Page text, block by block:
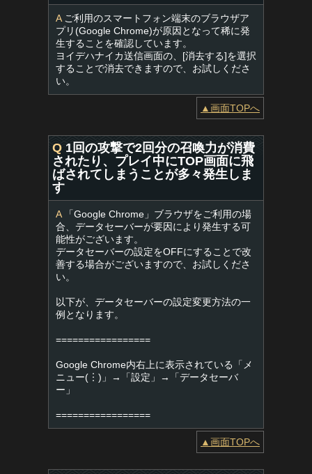
Aご利用のスマートフォン端末のブラウザア
プリ(Google Chrome)が原因となって稀に発
生することを確認しています。
ヨイデハナイカ送信画面の、[消去する]を選択
することで消去できますので、お試しくださ
い。
▲画面TOPへ
Q 1回の攻撃で2回分の召喚力が消費
されたり、プレイ中にTOP画面に飛
ばされてしまうことが多々発生しま
す
A「Google Chrome」ブラウザをご利用の場
合、データセーバーが要因により発生する可
能性がございます。
データセーバーの設定をOFFにすることで改
善する場合がございますので、お試しくださ
い。
以下が、データセーバーの設定変更方法の一
例となります。
=================
Google Chrome内右上に表示されている「メ
ニュー(︙)」→「設定」→「データセーバ
ー」
=================
▲画面TOPへ